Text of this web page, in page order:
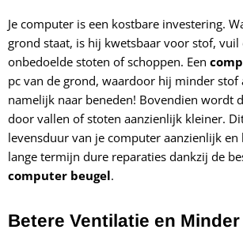
Je computer is een kostbare investering.
grond staat, is hij kwetsbaar voor stof, vuil
onbedoelde stoten of schoppen. Een
pc van de grond, waardoor hij minder stof
namelijk naar beneden! Bovendien wordt
door vallen of stoten aanzienlijk kleiner.
levensduur van je computer aanzienlijk en
lange termijn dure reparaties dankzij de
computer beugel.
Betere Ventilatie en Minder